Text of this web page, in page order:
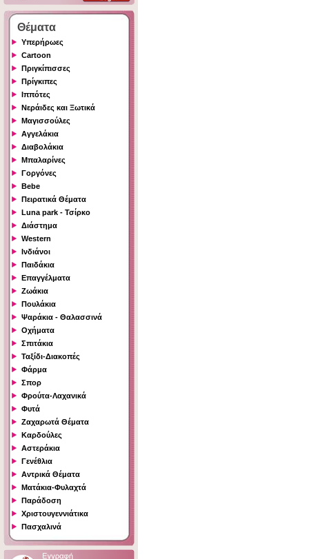
Θέματα
Υπερήρωες
Cartoon
Πριγκίπισσες
Πρίγκιπες
Ιππότες
Νεράιδες και Ξωτικά
Μαγισσούλες
Αγγελάκια
Διαβολάκια
Μπαλαρίνες
Γοργόνες
Bebe
Πειρατικά Θέματα
Luna park - Τσίρκο
Διάστημα
Western
Ινδιάνοι
Παιδάκια
Επαγγέλματα
Ζωάκια
Πουλάκια
Ψαράκια - Θαλασσινά
Οχήματα
Σπιτάκια
Ταξίδι-Διακοπές
Φάρμα
Σπορ
Φρούτα-Λαχανικά
Φυτά
Ζαχαρωτά Θέματα
Καρδούλες
Αστεράκια
Γενέθλια
Αντρικά Θέματα
Ματάκια-Φυλαχτά
Παράδοση
Χριστουγεννιάτικα
Πασχαλινά